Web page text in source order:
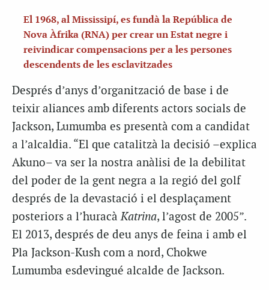
El 1968, al Mississipí, es fundà la República de
Nova Àfrika (RNA) per crear un Estat negre i
reivindicar compensacions per a les persones
descendents de les esclavitzades
Després d’anys d’organització de base i de
teixir aliances amb diferents actors socials de
Jackson, Lumumba es presentà com a candidat
a l’alcaldia. “El que catalitzà la decisió –explica
Akuno– va ser la nostra anàlisi de la debilitat
del poder de la gent negra a la regió del golf
després de la devastació i el desplaçament
posteriors a l’huracàKatrina, l’agost de 2005”.
El 2013, després de deu anys de feina i amb el
Pla Jackson-Kush com a nord, Chokwe
Lumumba esdevingué alcalde de Jackson.